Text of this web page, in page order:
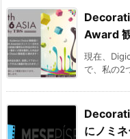
Award
現在、
で、私の2
にノミネ